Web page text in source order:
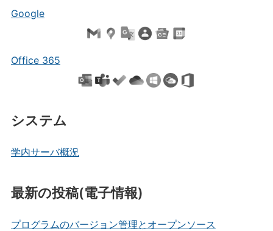
Google
Office 365
システム
学内サーバ概況
最新の投稿(電子情報)
プログラムのバージョン管理とオープンソース